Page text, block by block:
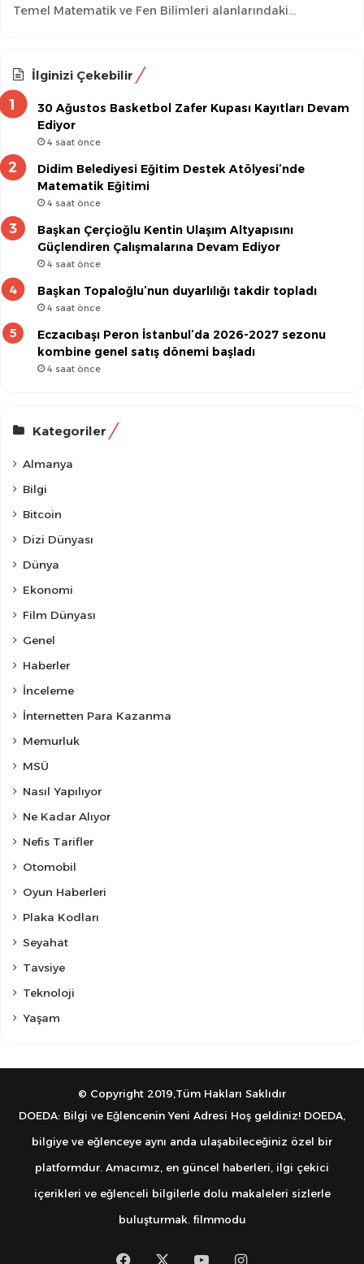
Temel Matematik ve Fen Bilimleri alanlarındaki…
İlginizi Çekebilir
30 Ağustos Basketbol Zafer Kupası Kayıtları Devam
Ediyor
4 saat önce
Didim Belediyesi Eğitim Destek Atölyesi’nde
Matematik Eğitimi
4 saat önce
Başkan Çerçioğlu Kentin Ulaşım Altyapısını
Güçlendiren Çalışmalarına Devam Ediyor
4 saat önce
Başkan Topaloğlu’nun duyarlılığı takdir topladı
4 saat önce
Eczacıbaşı Peron İstanbul’da 2026-2027 sezonu
kombine genel satış dönemi başladı
4 saat önce
Kategoriler
Almanya
Bilgi
Bitcoin
Dizi Dünyası
Dünya
Ekonomi
Film Dünyası
Genel
Haberler
İnceleme
İnternetten Para Kazanma
Memurluk
MSÜ
Nasıl Yapılıyor
Ne Kadar Alıyor
Nefis Tarifler
Otomobil
Oyun Haberleri
Plaka Kodları
Seyahat
Tavsiye
Teknoloji
Yaşam
© Copyright 2019,Tüm Hakları Saklıdır
DOEDA: Bilgi ve Eğlencenin Yeni Adresi Hoş geldiniz! DOEDA,
bilgiye ve eğlenceye aynı anda ulaşabileceğiniz özel bir
platformdur. Amacımız, en güncel haberleri, ilgi çekici
içerikleri ve eğlenceli bilgilerle dolu makaleleri sizlerle
buluşturmak. filmmodu
FacebookYouTubeInstagram